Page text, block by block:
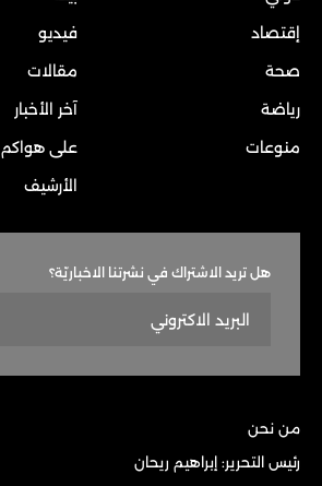
إقتصاد
صحة
رياضة
منوعات
فيديو
مقالات
آخر الأخبار
على هواكم
الأرشيف
هل تريد الاشتراك في نشرتنا الاخباريّة؟
من نحن
رئيس التحرير: إبراهيم ريحان